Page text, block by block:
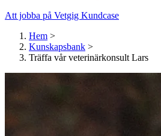
Att jobba på Vetgig Kundcase
Hem >
Kunskapsbank >
Träffa vår veterinärkonsult Lars